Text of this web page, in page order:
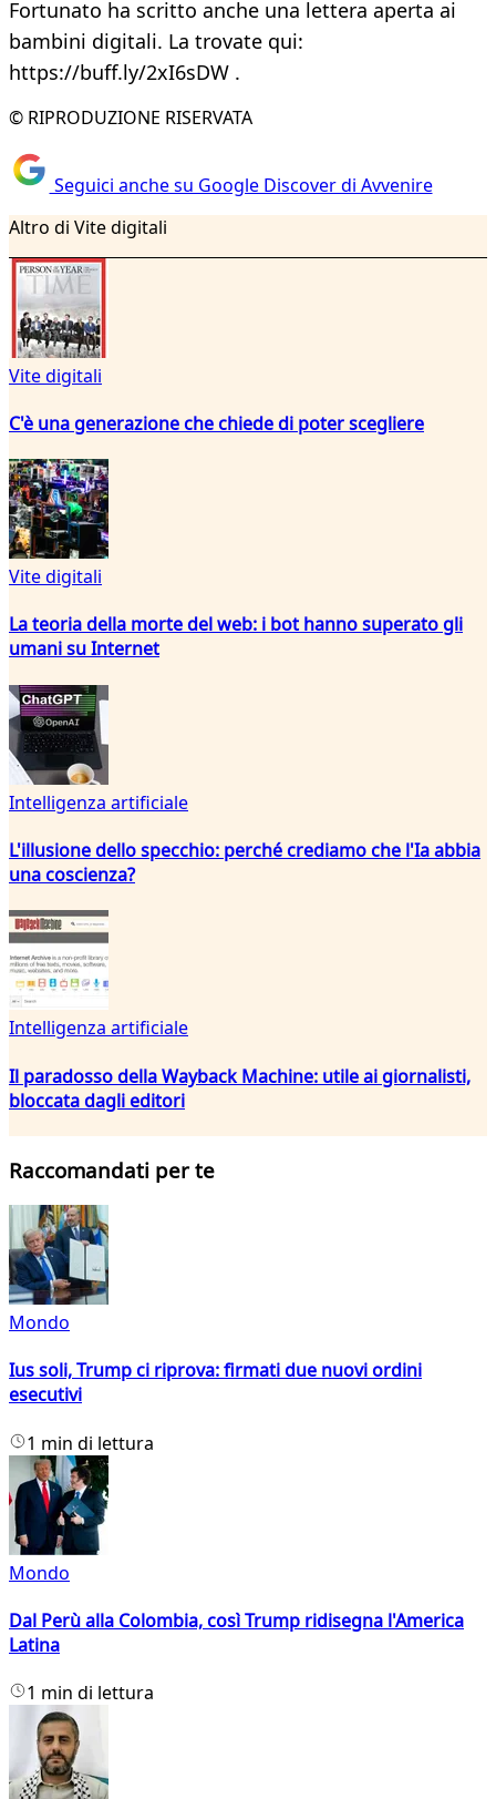
Fortunato ha scritto anche una lettera aperta ai
bambini digitali. La trovate qui:
https://buff.ly/2xI6sDW .
© RIPRODUZIONE RISERVATA
Seguici anche su Google Discover di Avvenire
Altro di Vite digitali
Vite digitali
C'è una generazione che chiede di poter scegliere
Vite digitali
La teoria della morte del web: i bot hanno superato gli
umani su Internet
Intelligenza artificiale
L'illusione dello specchio: perché crediamo che l'Ia abbia
una coscienza?
Intelligenza artificiale
Il paradosso della Wayback Machine: utile ai giornalisti,
bloccata dagli editori
Raccomandati per te
Mondo
Ius soli, Trump ci riprova: firmati due nuovi ordini
esecutivi
1 min di lettura
Mondo
Dal Perù alla Colombia, così Trump ridisegna l'America
Latina
1 min di lettura